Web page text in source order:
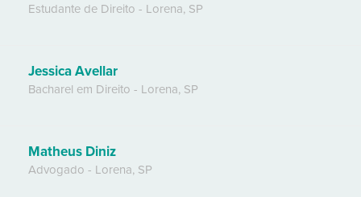
Estudante de Direito - Lorena, SP
Jessica Avellar
Bacharel em Direito - Lorena, SP
Matheus Diniz
Advogado - Lorena, SP